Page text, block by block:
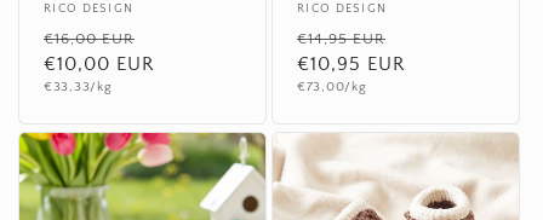
Anbieter:
RICO DESIGN
Normaler
Preis
€16,00 EUR
€10,00 EUR
Grundpreis
€33,33/kg
Anbieter:
RICO DESIGN
Normaler
Preis
€14,95 EUR
€10,95 EUR
Grundpreis
€73,00/kg